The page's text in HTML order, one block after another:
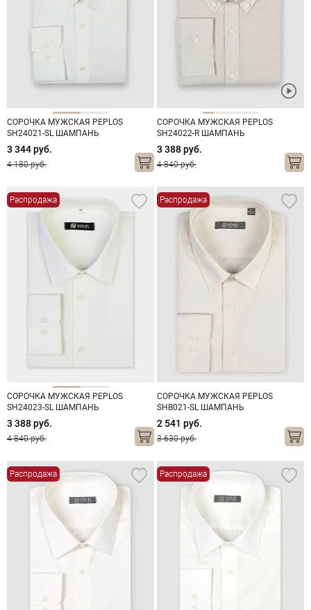
СОРОЧКА МУЖСКАЯ PEPLOS
SH24021-SL ШАМПАНЬ
3 344 руб.
4 180 руб.
СОРОЧКА МУЖСКАЯ PEPLOS
SH24022-R ШАМПАНЬ
3 388 руб.
4 840 руб.
Распродажа
СОРОЧКА МУЖСКАЯ PEPLOS
SH24023-SL ШАМПАНЬ
3 388 руб.
4 840 руб.
Распродажа
СОРОЧКА МУЖСКАЯ PEPLOS
SHB021-SL ШАМПАНЬ
2 541 руб.
3 630 руб.
Распродажа Распродажа